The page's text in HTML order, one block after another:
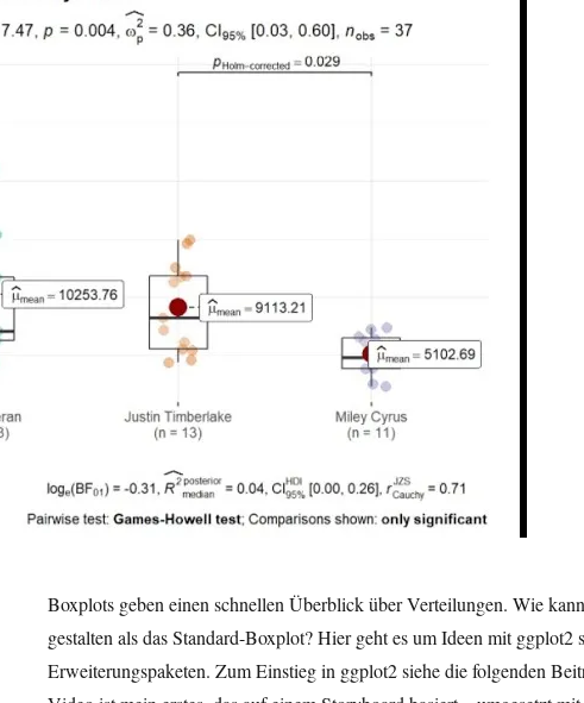
Boxplots geben einen schnellen Überblick über Verteilungen. Wie
gestalten als das Standard-Boxplot? Hier geht es um Ideen mit ggplot2
Erweiterungspaketen. Zum Einstieg in ggplot2 siehe die folgenden